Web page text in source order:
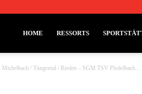
HOME RESSORTS
Michelbach / Tüngental / Rieden – SGM TSV Pfedelbach...